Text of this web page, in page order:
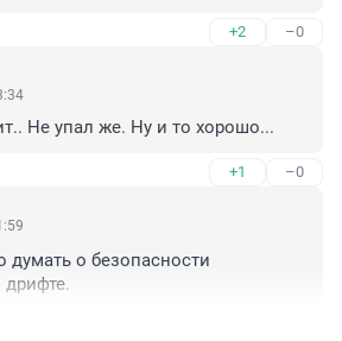
+2 –0
Не упал же. Ну и то хорошо...
+1 –0
думать о безопасности